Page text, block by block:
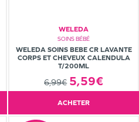
WELEDA
SOINS BÉBÉ
WELEDA SOINS BEBE CR LAVANTE
CORPS ET CHEVEUX CALENDULA
T/200ML
6,99€ 5,59€
ACHETER